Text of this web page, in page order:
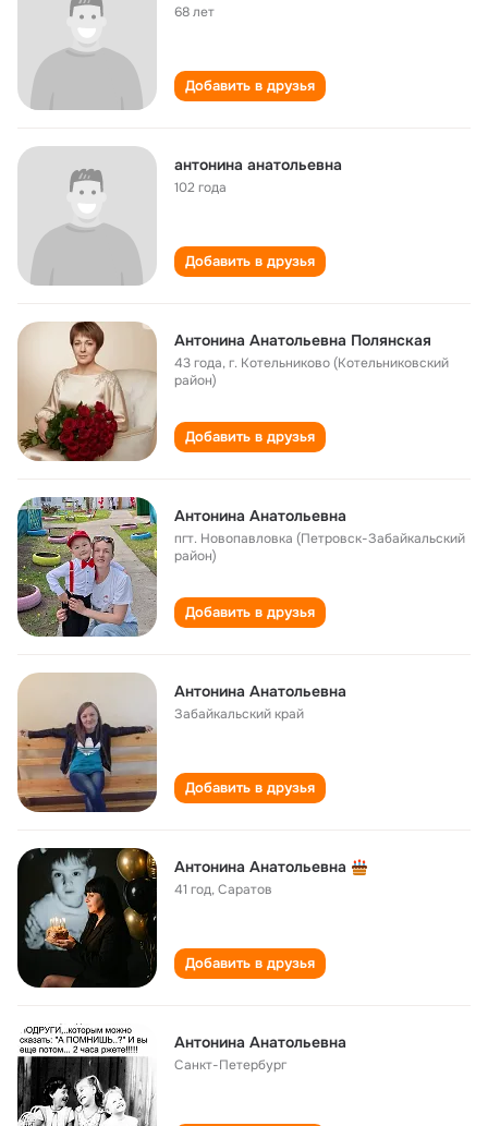
68 лет
Добавить в друзья
антонина анатольевна
102 года
Добавить в друзья
Антонина Анатольевна Полянская
43 года,г. Котельниково (Котельниковский
район)
Добавить в друзья
Антонина Анатольевна
пгт. Новопавловка (Петровск-Забайкальский
район)
Добавить в друзья
Антонина Aнатольевна
Забайкальский край
Добавить в друзья
Антонина Анатольевна
41 год,Саратов
Добавить в друзья
Антонина Анатольевна
Санкт-Петербург